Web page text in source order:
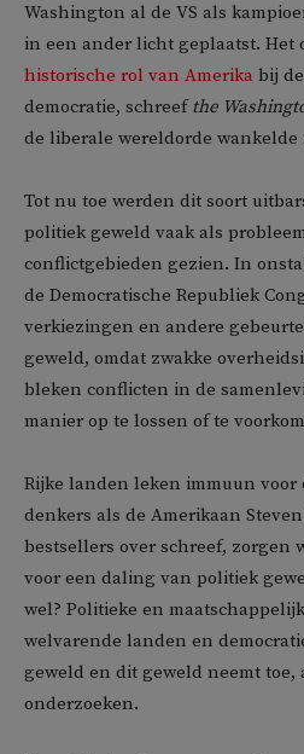
Washington al de VS als
in een ander licht geplaatst. Het
historische rol van Amerika bij
democratie, schreefthe
de liberale wereldorde wankelde
Tot nu toe werden dit soort
politiek geweld vaak als
conflictgebieden gezien. In
de Democratische Republiek
verkiezingen en andere
geweld, omdat zwakke
bleken conflicten in de
manier op te lossen of te
Rijke landen leken immuun voor
denkers als de Amerikaan
bestsellers over schreef, zorgen
voor een daling van politiek
wel? Politieke en
welvarende landen en
geweld en dit geweld neemt
onderzoeken.